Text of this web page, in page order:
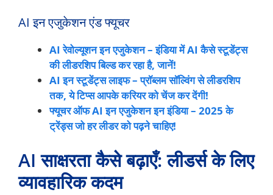
AI इन एजुकेशन एंड फ्यूचर
AI रेवोल्यूशन इन एजुकेशन – इंडिया में AI कैसे स्टूडेंट्स
की लीडरशिप बिल्ड कर रहा है, जानें!
AI इन स्टूडेंट्स लाइफ – प्रॉब्लम सॉल्विंग से लीडरशिप
तक, ये टिप्स आपके करियर को चेंज कर देंगी!
फ्यूचर ऑफ AI इन एजुकेशन इन इंडिया – 2025 के
ट्रेंड्स जो हर लीडर को पढ़ने चाहिए!
AI साक्षरता कैसे बढ़ाएँ: लीडर्स के लिए
व्यावहारिक कदम